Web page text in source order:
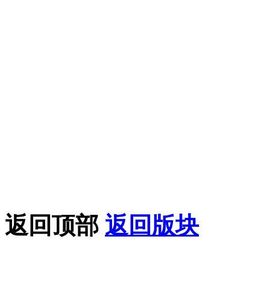
返回顶部 返回版块